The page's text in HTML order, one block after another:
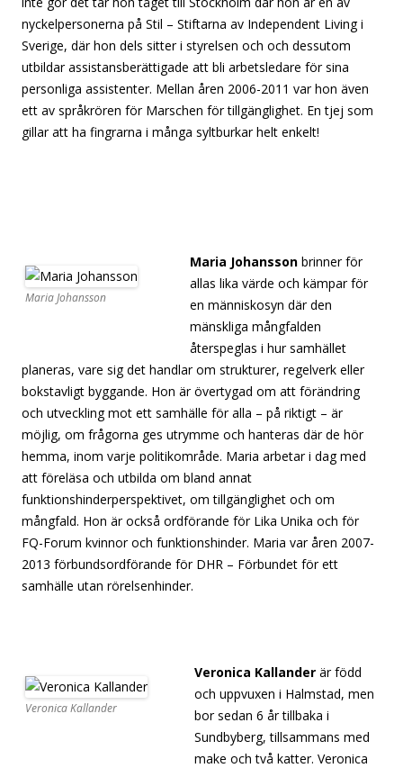
nyckelpersonerna på Stil – Stiftarna av Independent Living i
Sverige, där hon dels sitter i styrelsen och och dessutom
utbildar assistansberättigade att bli arbetsledare för sina
personliga assistenter. Mellan åren 2006-2011 var hon även
ett av språkrören för Marschen för tillgänglighet. En tjej som
gillar att ha fingrarna i många syltburkar helt enkelt!
Maria Johansson
Maria Johansson brinner för
allas lika värde och kämpar för
en människosyn där den
mänskliga mångfalden
återspeglas i hur samhället
planeras, vare sig det handlar om strukturer, regelverk eller
bokstavligt byggande. Hon är övertygad om att förändring
och utveckling mot ett samhälle för alla – på riktigt – är
möjlig, om frågorna ges utrymme och hanteras där de hör
hemma, inom varje politikområde. Maria arbetar i dag med
att föreläsa och utbilda om bland annat
funktionshinderperspektivet, om tillgänglighet och om
mångfald. Hon är också ordförande för Lika Unika och för
FQ-Forum kvinnor och funktionshinder. Maria var åren 2007-
2013 förbundsordförande för DHR – Förbundet för ett
samhälle utan rörelsenhinder.
Veronica Kallander
Veronica Kallander är född
och uppvuxen i Halmstad, men
bor sedan 6 år tillbaka i
Sundbyberg, tillsammans med
make och två katter. Veronica